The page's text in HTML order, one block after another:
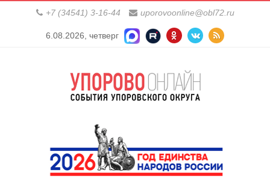
+7 (34541) 3-16-44 uporovoonline@obl72.ru
6.08.2026, четверг